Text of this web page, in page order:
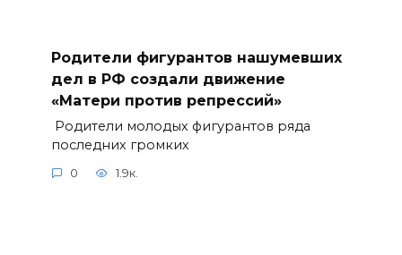
Родители фигурантов нашумевших
дел в РФ создали движение
«Матери против репрессий»
Родители молодых фигурантов ряда
последних громких
0 1.9к.